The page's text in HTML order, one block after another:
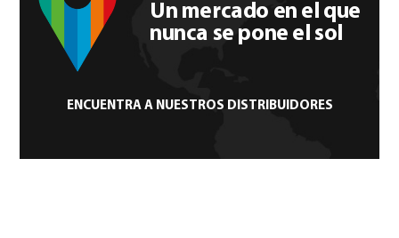
Un mercado en el que
nunca se pone el sol
ENCUENTRA A NUESTROS DISTRIBUIDORES